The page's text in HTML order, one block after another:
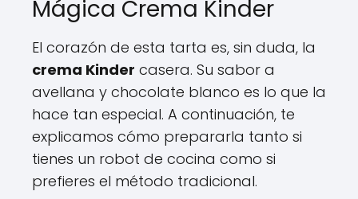
Mágica Crema Kinder
El corazón de esta tarta es, sin duda, la
crema Kinder casera. Su sabor a
avellana y chocolate blanco es lo que la
hace tan especial. A continuación, te
explicamos cómo prepararla tanto si
tienes un robot de cocina como si
prefieres el método tradicional.